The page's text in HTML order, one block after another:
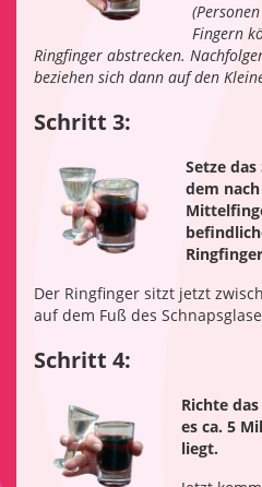
Fingern
Ringfinger abstrecken.
beziehen sich dann auf den
Schritt 3:
Setze
dem
Der Ringfinger sitzt jetzt
auf dem Fuß des
Schritt 4:
Richte
es ca. 5
liegt.